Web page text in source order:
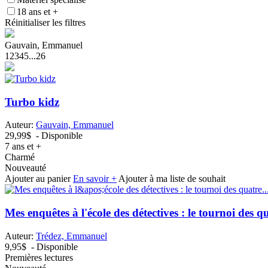
18 ans et +
Réinitialiser les filtres
Gauvain, Emmanuel
1 2345...26
Turbo kidz
Auteur: Gauvain, Emmanuel
29,99$ - Disponible
7 ans et +
Charmé
Nouveauté
Ajouter au panier En savoir + Ajouter à ma liste de souhait
Mes enquêtes à l'école des détectives : le tournoi des
Auteur: Trédez, Emmanuel
9,95$ - Disponible
Premières lectures